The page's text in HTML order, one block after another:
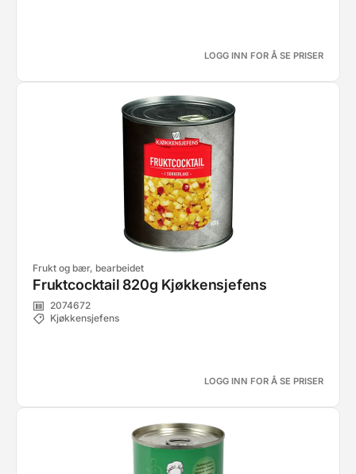
LOGG INN FOR Å SE PRISER
Frukt og bær, bearbeidet
Fruktcocktail 820g Kjøkkensjefens
2074672
Kjøkkensjefens
LOGG INN FOR Å SE PRISER